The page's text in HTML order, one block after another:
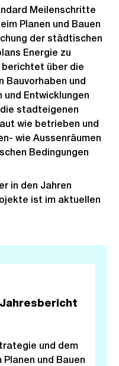
Meilenschritte
Planen und Bauen
der städtischen
Energie zu
über die
Bauvorhaben und
Entwicklungen
stadteigenen
wie betrieben und
wie Aussenräumen
Bedingungen
in den Jahren
ist im aktuellen
und dem
und Bauen